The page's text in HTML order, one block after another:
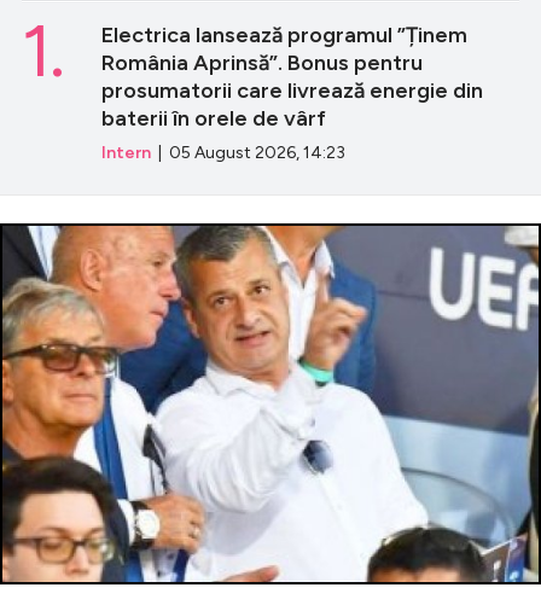
Electrica lansează programul ”Ținem
România Aprinsă”. Bonus pentru
prosumatorii care livrează energie din
baterii în orele de vârf
Intern | 05 August 2026, 14:23
1.